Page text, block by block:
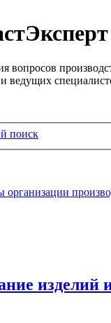
ведущих
поиск
организации